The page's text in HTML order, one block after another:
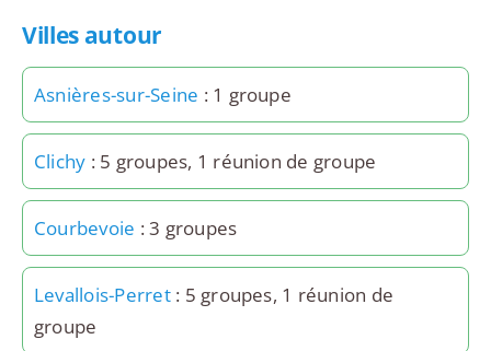
Villes autour
Asnières-sur-Seine : 1 groupe
Clichy : 5 groupes, 1 réunion de groupe
Courbevoie : 3 groupes
Levallois-Perret: 5 groupes, 1 réunion de
groupe